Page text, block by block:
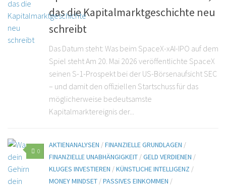
das die Kapitalmarktgeschichte neu
schreibt
Das Datum steht: Was beim SpaceX-xAI-IPO auf dem
Spiel steht Am 20. Mai 2026 veröffentlichte SpaceX
seinen S-1-Prospekt bei der US-Börsenaufsicht SEC
– und damit den offiziellen Startschuss für das
möglicherweise bedeutsamste
Kapitalmarktereignis der...
0
AKTIENANALYSEN /FINANZIELLE GRUNDLAGEN /
FINANZIELLE UNABHÄNGIGKEIT /GELD VERDIENEN /
KLUGES INVESTIEREN /KÜNSTLICHE INTELLIGENZ /
MONEY MINDSET /PASSIVES EINKOMMEN /